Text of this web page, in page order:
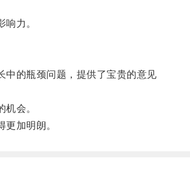
力。
的瓶颈问题，提供了宝贵的意见
会。
加明朗。